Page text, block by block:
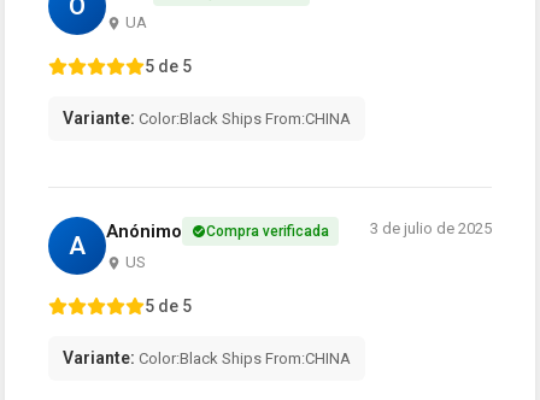
UA
5 de 5
Variante: Color:Black Ships From:CHINA
A Anónimo Compra verificada
US
3 de julio de 2025
5 de 5
Variante: Color:Black Ships From:CHINA